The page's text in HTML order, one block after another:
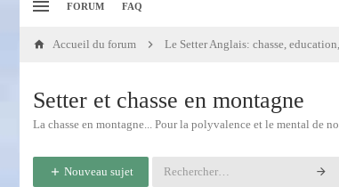
FORUM FAQ
Accueil du forum
Setter et chasse en montagne
La chasse en montagne... Pour la polyvalence et le mental de
Nouveau sujet